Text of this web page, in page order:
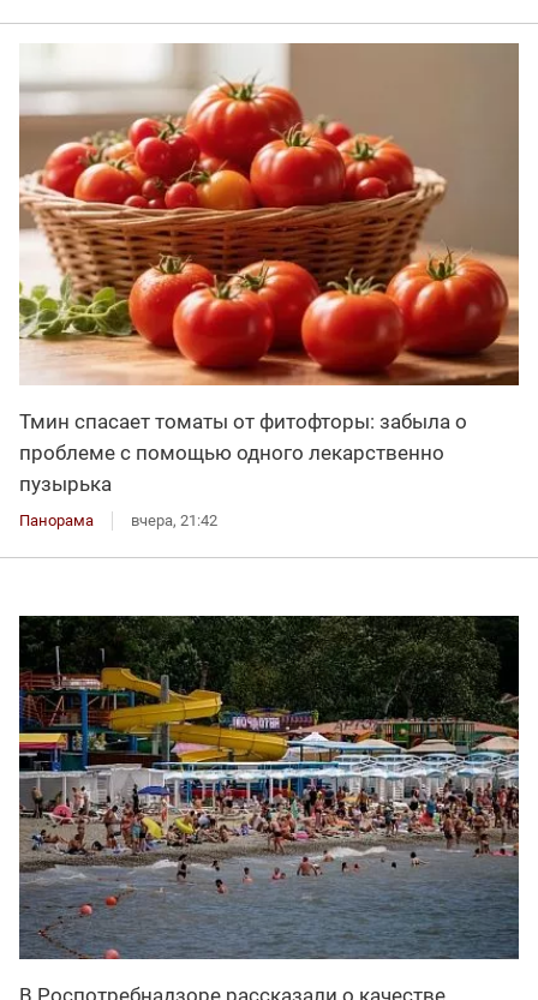
Тмин спасает томаты от фитофторы: забыла о
проблеме с помощью одного лекарственно
пузырька
Панорама вчера, 21:42
В Роспотребнадзоре рассказали о качестве